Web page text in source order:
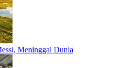
Meninggal Dunia